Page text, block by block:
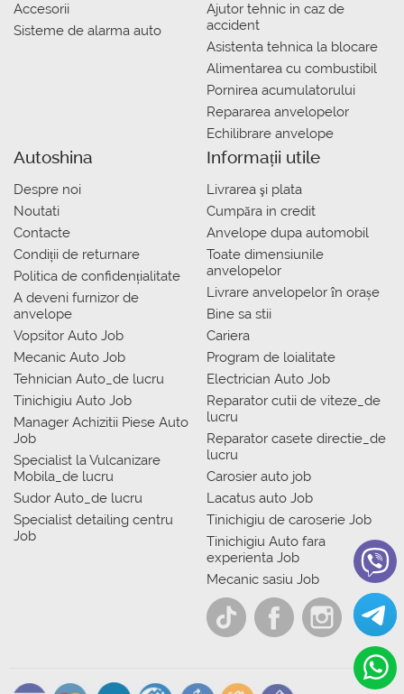
Accesorii
Sisteme de alarma auto
Ajutor tehnic in caz de
accident
Asistenta tehnica la blocare
Alimentarea cu combustibil
Pornirea acumulatorului
Repararea anvelopelor
Echilibrare anvelope
Autoshina
Despre noi
Noutati
Contacte
Condiții de returnare
Politica de confidențialitate
A deveni furnizor de
anvelope
Vopsitor Auto Job
Mecanic Auto Job
Tehnician Auto_de lucru
Tinichigiu Auto Job
Manager Achizitii Piese Auto
Job
Specialist la Vulcanizare
Mobila_de lucru
Sudor Auto_de lucru
Specialist detailing centru
Job
Informații utile
Livrarea şi plata
Сumpăra in credit
Anvelope dupa automobil
Toate dimensiunile
anvelopelor
Livrare anvelopelor în orașe
Bine sa stii
Cariera
Program de loialitate
Electrician Auto Job
Reparator cutii de viteze_de
lucru
Reparator casete directie_de
lucru
Carosier auto job
Lacatus auto Job
Tinichigiu de caroserie Job
Tinichigiu Auto fara
experienta Job
Mecanic sasiu Job